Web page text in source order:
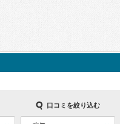
口コミを絞り込む